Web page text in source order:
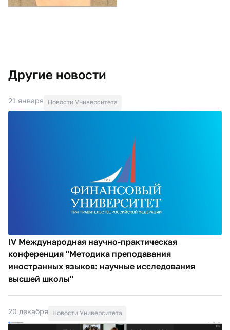
Другие новости
21 января Новости Университета
IV Международная научно-практическая
конференция "Методика преподавания
иностранных языков: научные исследования
высшей школы"
20 декабря Новости Университета